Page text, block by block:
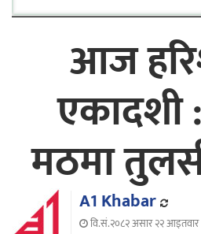
आज
एकादशी
मठमा
A1 Khabar
वि.सं.२०८२ असार २२